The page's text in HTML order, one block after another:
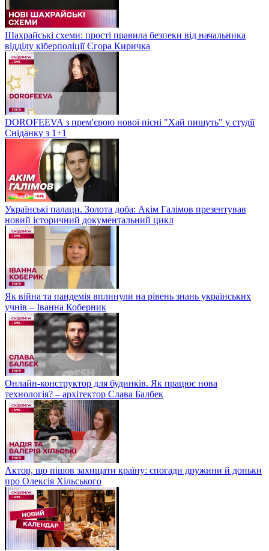
Шахрайські схеми: прості правила безпеки від начальника
відділу кіберполіції Єгора Киричка
DOROFEEVA з прем'єрою нової пісні "Хай пишуть" у студії
Сніданку з 1+1
Українські палаци. Золота доба: Акім Галімов презентував
новий історичний документальний цикл
Як війна та пандемія вплинули на рівень знань українських
учнів – Іванна Коберник
Онлайн-конструктор для будинків. Як працює нова
технологія? – архітектор Слава Балбек
Актор, що пішов захищати країну: спогади дружини й доньки
про Олексія Хільського